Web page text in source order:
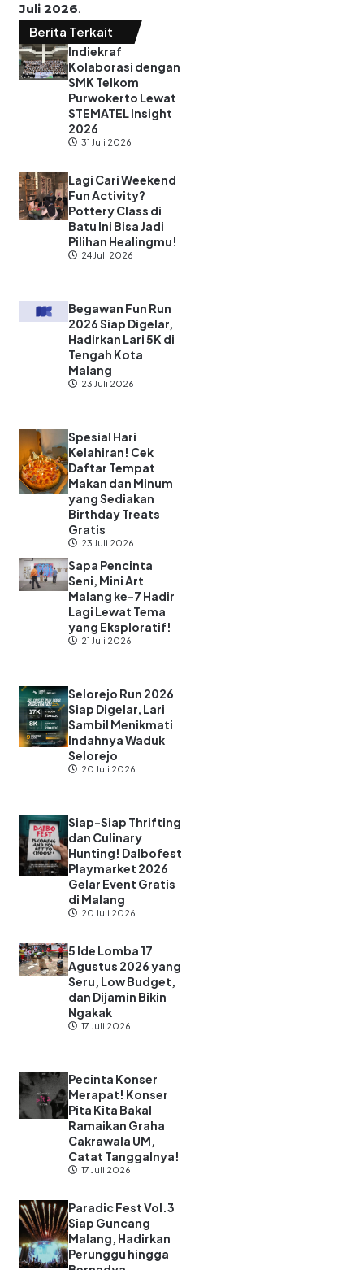
Juli 2026.
Berita Terkait
Indiekraf
Kolaborasi dengan
SMK Telkom
Purwokerto Lewat
STEMATEL Insight
2026
31 Juli 2026
Lagi Cari Weekend
Fun Activity?
Pottery Class di
Batu Ini Bisa Jadi
Pilihan Healingmu!
24 Juli 2026
Begawan Fun Run
2026 Siap Digelar,
Hadirkan Lari 5K di
Tengah Kota
Malang
23 Juli 2026
Spesial Hari
Kelahiran! Cek
Daftar Tempat
Makan dan Minum
yang Sediakan
Birthday Treats
Gratis
23 Juli 2026
Sapa Pencinta
Seni, Mini Art
Malang ke-7 Hadir
Lagi Lewat Tema
yang Eksploratif!
21 Juli 2026
Selorejo Run 2026
Siap Digelar, Lari
Sambil Menikmati
Indahnya Waduk
Selorejo
20 Juli 2026
Siap-Siap Thrifting
dan Culinary
Hunting! Dalbofest
Playmarket 2026
Gelar Event Gratis
di Malang
20 Juli 2026
5 Ide Lomba 17
Agustus 2026 yang
Seru, Low Budget,
dan Dijamin Bikin
Ngakak
17 Juli 2026
Pecinta Konser
Merapat! Konser
Pita Kita Bakal
Ramaikan Graha
Cakrawala UM,
Catat Tanggalnya!
17 Juli 2026
Paradic Fest Vol.3
Siap Guncang
Malang, Hadirkan
Perunggu hingga